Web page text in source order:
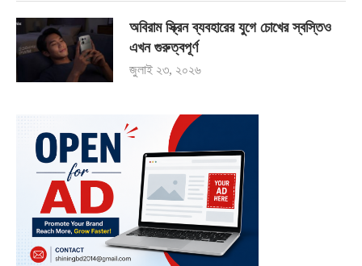
অবিরাম স্ক্রিন ব্যবহারের যুগে চোখের স্বস্তিও
এখন গুরুত্বপূর্ণ
জুলাই ২৩, ২০২৬